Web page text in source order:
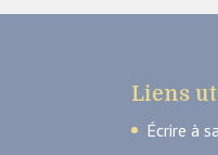
Liens
Écrire à